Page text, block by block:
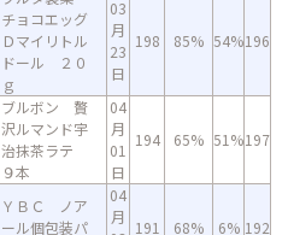
チョコエッグ
Ｄマイリトル
ドール ２０
ｇ
03
月
23
日
198 85% 54%196
ブルボン 贅
沢ルマンド宇
治抹茶ラテ
９本
04
月
01
日
194 65% 51%197
ＹＢＣ ノア
ール個包装パ
04
月
191 68% 6% 192